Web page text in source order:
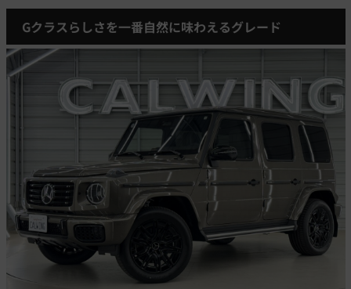
Gクラスらしさを一番自然に味わえるグレード